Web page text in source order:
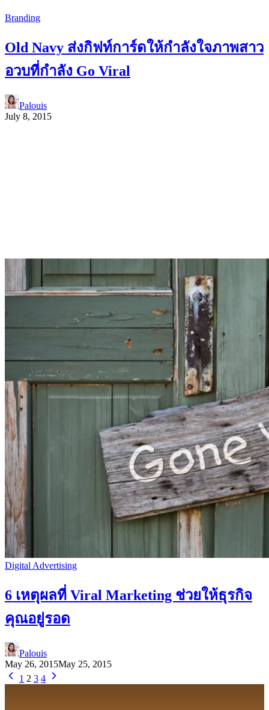
Branding
Old Navy ส่งกิฟท์การ์ดให้กำลังใจภาพสาว
อวบที่กำลัง Go Viral
Palouis
July 8, 2015
Digital Advertising
6 เหตุผลที่ Viral Marketing ช่วยให้ธุรกิจ
คุณอยู่รอด
Palouis
May 26, 2015May 25, 2015
1 2 3 4